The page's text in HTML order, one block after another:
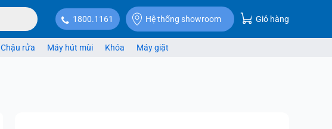
1800.1161 Hệ thống showroom Giỏ hàng
Chậu rửa Máy hút mùi Khóa Máy giặt